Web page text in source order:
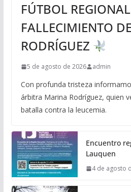
FÚTBOL
FALLECIMIENTO
RODRÍGUEZ
5 de agosto de 2026 admin
Con profunda tristeza
árbitra Marina Rodríguez, quien
batalla contra la leucemia.
Encuentro
Lauquen
4 de agosto